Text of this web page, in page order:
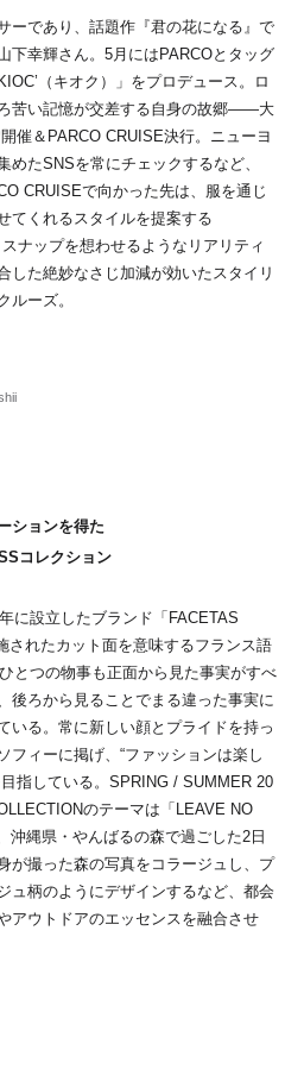
ーであり、話題作『君の花になる』で
下幸輝さん。5月にはPARCOとタッグ
（キオク）」をプロデュース。ロ
苦い記憶が交差する自身の故郷――大
催＆PARCO CRUISE決行。ニューヨ
めたSNSを常にチェックするなど、
CRUISEで向かった先は、服を通じ
てくれるスタイルを提案する
ナップを想わせるようなリアリティ
した絶妙なさじ加減が効いたスタイリ
ルーズ。
ションを得た
コレクション
に設立したブランド「FACETAS
されたカット面を意味するフランス語
とつの物事も正面から見た事実がすべ
後ろから見ることでまる違った事実に
いる。常に新しい顔とプライドを持っ
フィーに掲げ、“ファッションは楽し
指している。SPRING / SUMMER 20
のテーマは「LEAVE NO
沖縄県・やんばるの森で過ごした2日
が撮った森の写真をコラージュし、プ
ュ柄のようにデザインするなど、都会
アウトドアのエッセンスを融合させ